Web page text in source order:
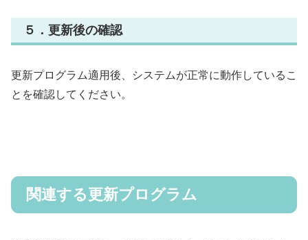
５． 更新後の確認
更新プログラム適用後、システムが正常に動作しているこ
とを確認してください。
関連する更新プログラム